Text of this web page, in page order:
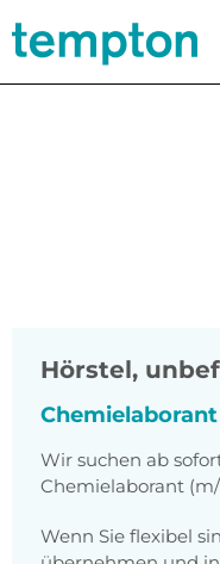
Hörstel,
Wir suchen ab
Chemielaborant
Wenn Sie flexibel